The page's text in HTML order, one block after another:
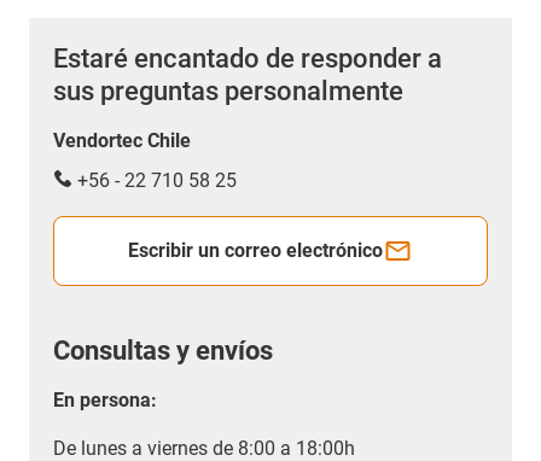
Estaré encantado de responder a
sus preguntas personalmente
Vendortec Chile
+56 - 22 710 58 25
Escribir un correo electrónico
Consultas y envíos
En persona:
De lunes a viernes de 8:00 a 18:00h